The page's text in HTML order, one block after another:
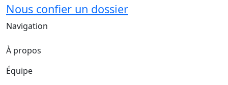
Nous confier un dossier
Navigation
À propos
Équipe